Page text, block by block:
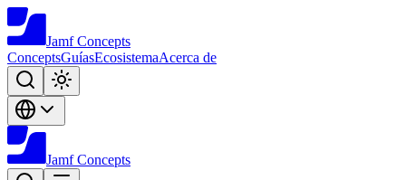
Jamf Concepts
ConceptsGuíasEcosistemaAcerca de
Jamf Concepts